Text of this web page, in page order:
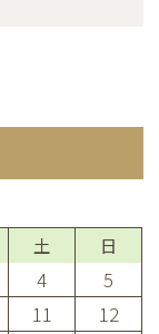
土 日
4
5
11
12